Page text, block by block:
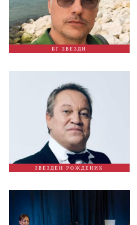
БГ ЗВЕЗДИ
ЗВЕЗДЕН РОЖДЕНИК